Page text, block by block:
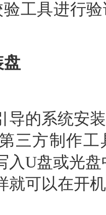
验工具进行
盘
的系统安装
三方制作工
入U盘或光
就可以在开